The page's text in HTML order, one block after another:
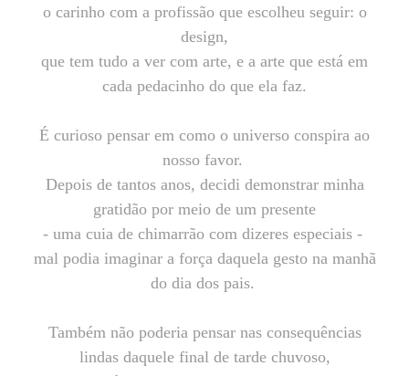
o carinho com a profissão que escolheu seguir: o
design,
que tem tudo a ver com arte, e a arte que está em
cada pedacinho do que ela faz.
É curioso pensar em como o universo conspira ao
nosso favor.
Depois de tantos anos, decidi demonstrar minha
gratidão por meio de um presente
- uma cuia de chimarrão com dizeres especiais -
mal podia imaginar a força daquela gesto na manhã
do dia dos pais.
Também não poderia pensar nas consequências
lindas daquele final de tarde chuvoso,